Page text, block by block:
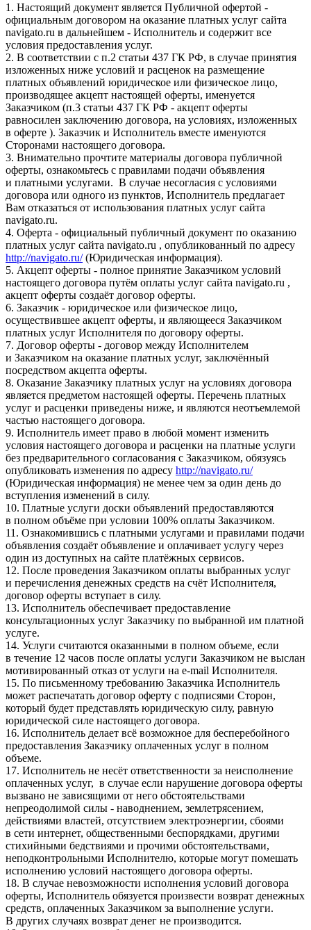
1. Настоящий документ является Публичной офертой -
официальным договором на оказание платных услуг сайта
navigato.ru в дальнейшем - Исполнитель и содержит все
условия предоставления услуг.
2. В соответствии с п.2 статьи 437 ГК РФ, в случае принятия
изложенных ниже условий и расценок на размещение
платных объявлений юридическое или физическое лицо,
производящее акцепт настоящей оферты, именуется
Заказчиком (п.3 статьи 437 ГК РФ - акцепт оферты
равносилен заключению договора, на условиях, изложенных
в оферте ). Заказчик и Исполнитель вместе именуются
Сторонами настоящего договора.
3. Внимательно прочтите материалы договора публичной
оферты, ознакомьтесь с правилами подачи объявления
и платными услугами. В случае несогласия с условиями
договора или одного из пунктов, Исполнитель предлагает
Вам отказаться от использования платных услуг сайта
navigato.ru.
4. Оферта - официальный публичный документ по оказанию
платных услуг сайта navigato.ru , опубликованный по адресу
http://navigato.ru/(Юридическая информация).
5. Акцепт оферты - полное принятие Заказчиком условий
настоящего договора путём оплаты услуг сайта navigato.ru ,
акцепт оферты создаёт договор оферты.
6. Заказчик - юридическое или физическое лицо,
осуществившее акцепт оферты, и являющееся Заказчиком
платных услуг Исполнителя по договору оферты.
7. Договор оферты - договор между Исполнителем
и Заказчиком на оказание платных услуг, заключённый
посредством акцепта оферты.
8. Оказание Заказчику платных услуг на условиях договора
является предметом настоящей оферты. Перечень платных
услуг и расценки приведены ниже, и являются неотъемлемой
частью настоящего договора.
9. Исполнитель имеет право в любой момент изменить
условия настоящего договора и расценки на платные услуги
без предварительного согласования с Заказчиком, обязуясь
опубликовать изменения по адресу http://navigato.ru/
(Юридическая информация) не менее чем за один день до
вступления изменений в силу.
10. Платные услуги доски объявлений предоставляются
в полном объёме при условии 100% оплаты Заказчиком.
11. Ознакомившись с платными услугами и правилами подачи
объявления создаёт объявление и оплачивает услугу через
один из доступных на сайте платёжных сервисов.
12. После проведения Заказчиком оплаты выбранных услуг
и перечисления денежных средств на счёт Исполнителя,
договор оферты вступает в силу.
13. Исполнитель обеспечивает предоставление
консультационных услуг Заказчику по выбранной им платной
услуге.
14. Услуги считаются оказанными в полном объеме, если
в течение 12 часов после оплаты услуги Заказчиком не выслан
мотивированный отказ от услуги на e-mail Исполнителя.
15. По письменному требованию Заказчика Исполнитель
может распечатать договор оферту с подписями Сторон,
который будет представлять юридическую силу, равную
юридической силе настоящего договора.
16. Исполнитель делает всё возможное для бесперебойного
предоставления Заказчику оплаченных услуг в полном
объеме.
17. Исполнитель не несёт ответственности за неисполнение
оплаченных услуг, в случае если нарушение договора оферты
вызвано не зависящими от него обстоятельствами
непреодолимой силы - наводнением, землетрясением,
действиями властей, отсутствием электроэнергии, сбоями
в сети интернет, общественными беспорядками, другими
стихийными бедствиями и прочими обстоятельствами,
неподконтрольными Исполнителю, которые могут помешать
исполнению условий настоящего договора оферты.
18. В случае невозможности исполнения условий договора
оферты, Исполнитель обязуется произвести возврат денежных
средств, оплаченных Заказчиком за выполнение услуги.
В других случаях возврат денег не производится.